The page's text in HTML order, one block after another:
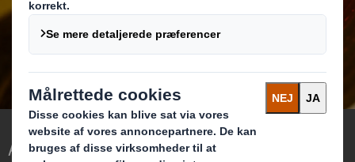
LÆS MERE
At gentænke emballage til en foranderlig